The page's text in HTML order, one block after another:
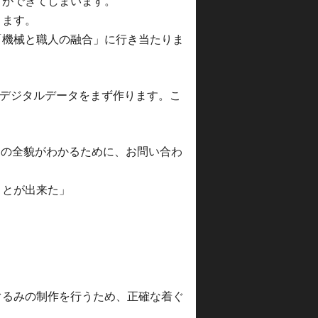
す。
械と職人の融合」に行き当たりま
ジタルデータをまず作ります。こ
全貌がわかるために、お問い合わ
が出来た」
みの制作を行うため、正確な着ぐ